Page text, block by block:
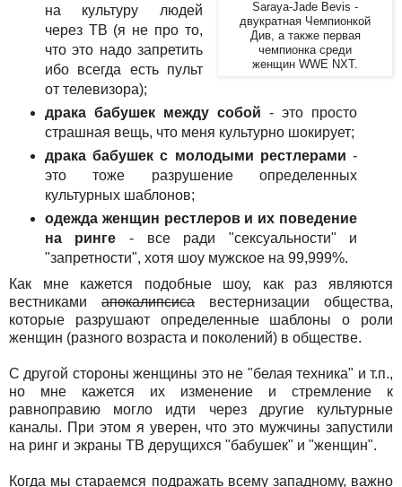
Saraya-Jade Bevis -
двукратная Чемпионкой
Див, а также первая
чемпионка среди
женщин WWE NXT.
на культуру людей
через ТВ (я не про то,
что это надо запретить
ибо всегда есть пульт
от телевизора);
драка бабушек между собой- это просто
страшная вещь, что меня культурно шокирует;
драка бабушек с молодыми рестлерами -
это тоже разрушение определенных
культурных шаблонов;
одежда женщин рестлеров и их поведение
на ринге - все ради "сексуальности" и
"запретности", хотя шоу мужское на 99,999%.
Как мне кажется подобные шоу, как раз являются
вестниками апокалипсиса вестернизации общества,
которые разрушают определенные шаблоны о роли
женщин (разного возраста и поколений) в обществе.
С другой стороны женщины это не "белая техника" и т.п.,
но мне кажется их изменение и стремление к
равноправию могло идти через другие культурные
каналы. При этом я уверен, что это мужчины запустили
на ринг и экраны ТВ дерущихся "бабушек" и "женщин".
Когда мы стараемся подражать всему западному, важно